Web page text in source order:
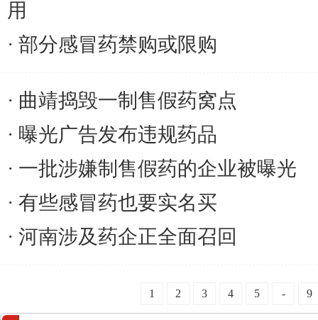
用
部分感冒药禁购或限购
曲靖捣毁一制售假药窝点
曝光广告发布违规药品
一批涉嫌制售假药的企业被曝光
有些感冒药也要实名买
河南涉及药企正全面召回
1 2 3 4 5 - 9